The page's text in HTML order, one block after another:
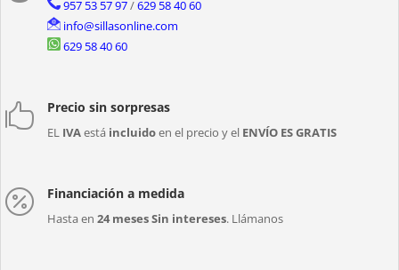
957 53 57 97/629 58 40 60
info@sillasonline.com
629 58 40 60
 Precio sin sorpresas
EL IVAestá incluidoen el precio y el ENVÍO ES GRATIS
 Financiación a medida
Hasta en 24 meses Sin intereses. Llámanos